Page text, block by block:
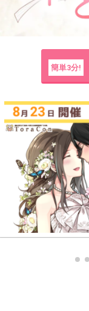
簡単3分!